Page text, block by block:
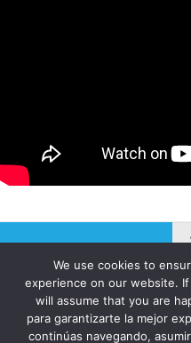
AUTOGIRO/el giro del arte
Rights
Funciona con -
We use cookies to
experience on our website.
will assume that you are
para garantizarte la mejor
continúas navegando,